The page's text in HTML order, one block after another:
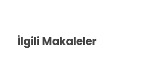
İlgili Makaleler